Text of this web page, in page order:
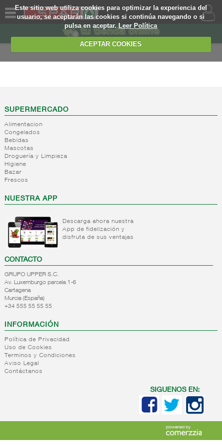
Este sitio web utiliza cookies para optimizar la experiencia del
usuario, se aceptarán las cookies si continúa navegando o si
pulsa en aceptar.Leer Política
ACEPTAR COOKIES
SOMOS
WEB
EJEMPLO
corporal
Higiene
corporal
Higiene
capilar
Higiene
capilar
Fijacion
Tratamiento
Cuidado
manos
+
Cuidado
manos
Productos
corporales
+
Cuidado
corporal
Depilatorios
Desodorantes
Desodorantes
Desodorantes
hombre
Colonias +
Colonias
familiares
Colonias
Colonias
estuche
Perfumes
Higiene
bucal
+
bucal
+
Productos
para el
afeitado
Accesorios
de
Higiene
femenina
+
Higiene
femenina
Higiene
adulta
+
Solares
Maquillaje
Mascarillas
Complemento
Parafarmacia
+
SUPERMERCADO
Alimentacion
Congelados
Bebidas
Mascotas
Droguería y Limpieza
Higiene
Bazar
Frescos
NUESTRA APP
Descarga ahora nuestra
App de fidelización y
disfruta de sus ventajas
CONTACTO
GRUPO UPPER S.C.
Av. Luxemburgo parcela 1-6
Cartagena
Murcia (España)
+34 555 55 55 55
INFORMACIÓN
Política de Privacidad
Uso de Cookies
Terminos y Condiciones
Aviso Legal
Contáctanos
SIGUENOS EN: